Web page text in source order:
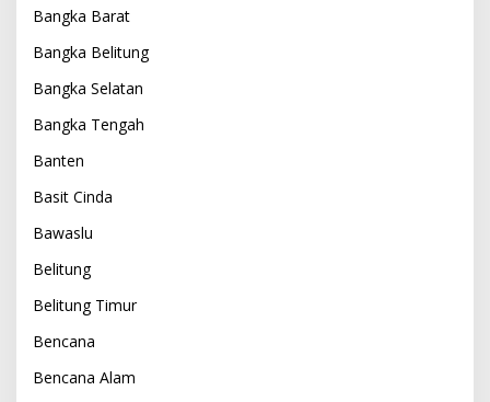
Bangka Barat
Bangka Belitung
Bangka Selatan
Bangka Tengah
Banten
Basit Cinda
Bawaslu
Belitung
Belitung Timur
Bencana
Bencana Alam